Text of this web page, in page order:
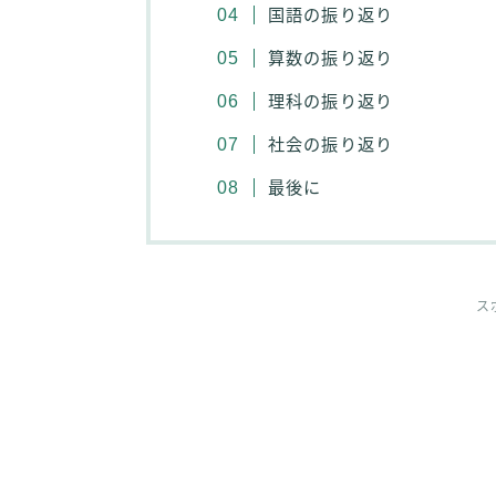
国語の振り返り
算数の振り返り
理科の振り返り
社会の振り返り
最後に
ス